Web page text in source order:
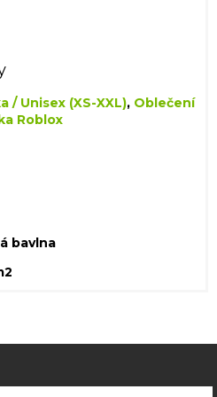
/ Unisex (XS-XXL), Oblečení
Roblox
bavlna